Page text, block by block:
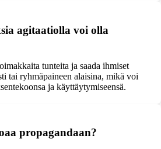
agitaatiolla voi olla
tunteita ja saada ihmiset
tai ryhmäpaineen alaisina, mikä voi
ja käyttäytymiseensä.
propagandaan?